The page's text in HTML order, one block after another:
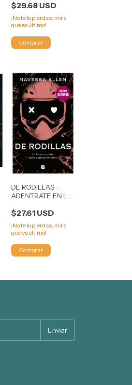
(ASISTENTA 2)
$29.68 USD
¡No te lo pierdas, mira
que es último!
DE RODILLAS -
ADENTRATE EN LA
NAVESSA ALLEN
$27.61 USD
¡No te lo pierdas, mira
que es último!